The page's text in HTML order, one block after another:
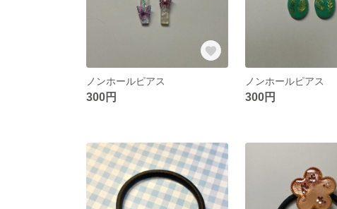
ノンホールピアス
300円
ノンホールピアス
300円